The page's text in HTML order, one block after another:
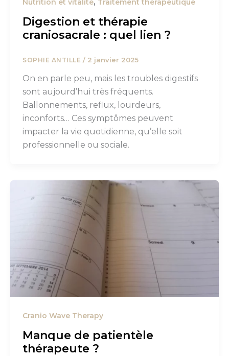
Nutrition et vitalité Traitement thérapeutique
Digestion et thérapie
craniosacrale : quel lien ?
SOPHIE ANTILLE / 2 janvier 2025
On en parle peu, mais les troubles digestifs
sont aujourd’hui très fréquents.
Ballonnements, reflux, lourdeurs,
inconforts… Ces symptômes peuvent
impacter la vie quotidienne, qu’elle soit
professionnelle ou sociale.
Cranio Wave Therapy
Manque de patientèle
thérapeute ?